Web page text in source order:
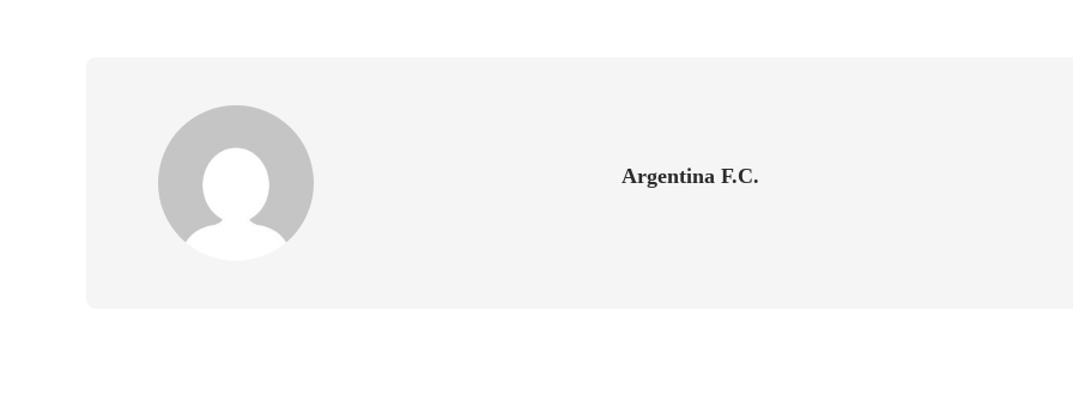
Argentina F.C.